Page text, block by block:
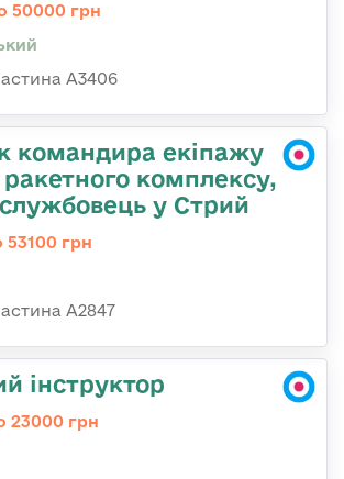
50000 грн
А3406
командира екіпажу
ракетного комплексу,
у Стрий
53100 грн
А2847
інструктор
23000 грн